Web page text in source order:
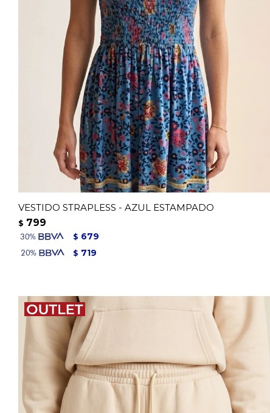
VESTIDO STRAPLESS - AZUL ESTAMPADO
$ 799
$ 679
$ 719